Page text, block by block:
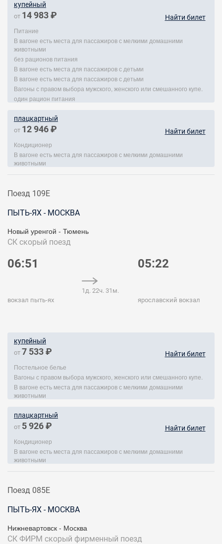
купейный
от 14 983 ₽ Найти билет
Питание
В вагоне есть места для пассажиров с мелкими домашними
животными
без рационов питания
В вагоне есть места для пассажиров с детьми
В вагоне есть места для пассажиров с детьми
Вагоны с правом выбора мужского, женского или смешанного купе.
один рацион питания
плацкартный
от 12 946 ₽ Найти билет
Кондиционер
В вагоне есть места для пассажиров с мелкими домашними
животными
Поезд 109Е
ПЫТЬ-ЯХ - МОСКВА
Новый уренгой - Тюмень
СК скорый поезд
06:51
вокзал пыть-ях
1д. 22ч. 31м.
05:22
ярославский вокзал
купейный
от 7 533 ₽ Найти билет
Постельное белье
Вагоны с правом выбора мужского, женского или смешанного купе.
В вагоне есть места для пассажиров с мелкими домашними
животными
плацкартный
от 5 926 ₽ Найти билет
Кондиционер
В вагоне есть места для пассажиров с мелкими домашними
животными
Поезд 085Е
ПЫТЬ-ЯХ - МОСКВА
Нижневартовск - Москва
СК ФИРМ скорый фирменный поезд